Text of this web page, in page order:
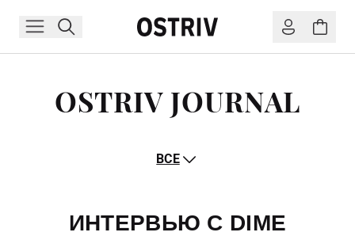
OSTRIV JOURNAL
ВСЕ
ИНТЕРВЬЮ С DIME